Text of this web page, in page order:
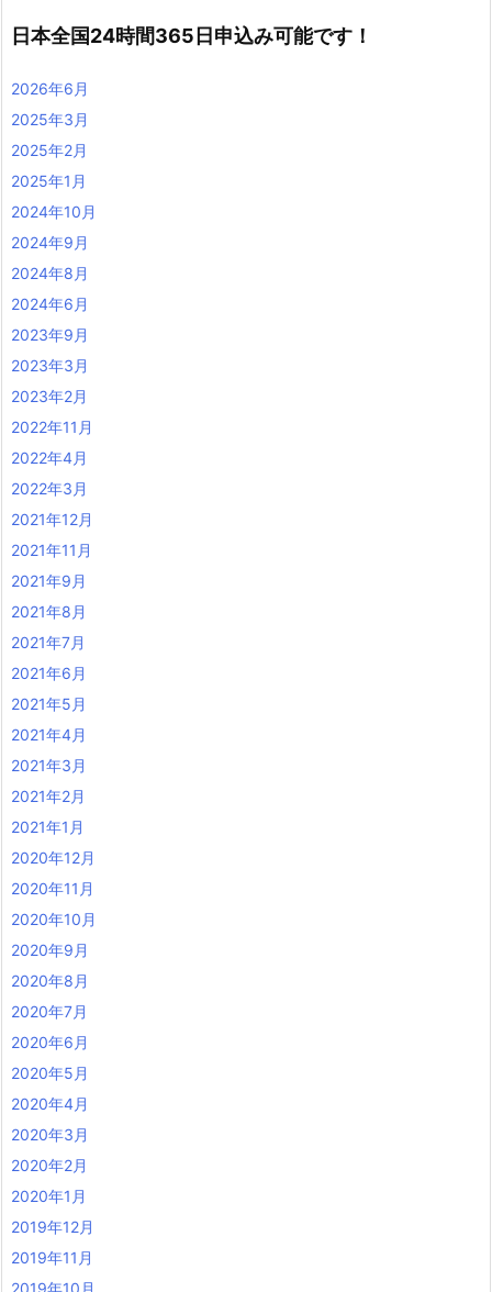
日本全国24時間365日申込み可能です！
2026年6月
2025年3月
2025年2月
2025年1月
2024年10月
2024年9月
2024年8月
2024年6月
2023年9月
2023年3月
2023年2月
2022年11月
2022年4月
2022年3月
2021年12月
2021年11月
2021年9月
2021年8月
2021年7月
2021年6月
2021年5月
2021年4月
2021年3月
2021年2月
2021年1月
2020年12月
2020年11月
2020年10月
2020年9月
2020年8月
2020年7月
2020年6月
2020年5月
2020年4月
2020年3月
2020年2月
2020年1月
2019年12月
2019年11月
2019年10月